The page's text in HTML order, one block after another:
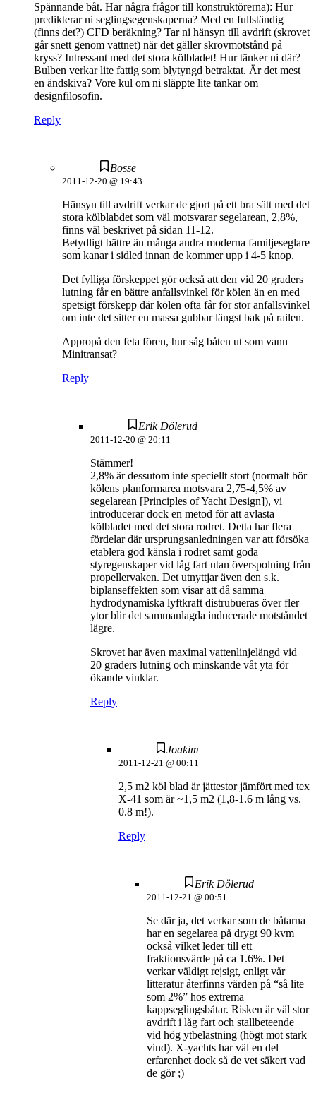
Spännande båt. Har några frågor till konstruktörerna): Hur
predikterar ni seglingsegenskaperna? Med en fullständig
(finns det?) CFD beräkning? Tar ni hänsyn till avdrift (skrovet
går snett genom vattnet) när det gäller skrovmotstånd på
kryss? Intressant med det stora kölbladet! Hur tänker ni där?
Bulben verkar lite fattig som blytyngd betraktat. Är det mest
en ändskiva? Vore kul om ni släppte lite tankar om
designfilosofin.
Reply
Bosse
2011-12-20 @ 19:43
Hänsyn till avdrift verkar de gjort på ett bra sätt med det
stora kölblabdet som väl motsvarar segelarean, 2,8%,
finns väl beskrivet på sidan 11-12.
Betydligt bättre än många andra moderna familjeseglare
som kanar i sidled innan de kommer upp i 4-5 knop.
Det fylliga förskeppet gör också att den vid 20 graders
lutning får en bättre anfallsvinkel för kölen än en med
spetsigt förskepp där kölen ofta får för stor anfallsvinkel
om inte det sitter en massa gubbar längst bak på railen.
Appropå den feta fören, hur såg båten ut som vann
Minitransat?
Reply
Erik Dölerud
2011-12-20 @ 20:11
Stämmer!
2,8% är dessutom inte speciellt stort (normalt bör
kölens planformarea motsvara 2,75-4,5% av
segelarean [Principles of Yacht Design]), vi
introducerar dock en metod för att avlasta
kölbladet med det stora rodret. Detta har flera
fördelar där ursprungsanledningen var att försöka
etablera god känsla i rodret samt goda
styregenskaper vid låg fart utan överspolning från
propellervaken. Det utnyttjar även den s.k.
biplanseffekten som visar att då samma
hydrodynamiska lyftkraft distrubueras över fler
ytor blir det sammanlagda inducerade motståndet
lägre.
Skrovet har även maximal vattenlinjelängd vid
20 graders lutning och minskande våt yta för
ökande vinklar.
Reply
Joakim
2011-12-21 @ 00:11
2,5 m2 köl blad är jättestor jämfört med tex
X-41 som är ~1,5 m2 (1,8-1.6 m lång vs.
0.8 m!).
Reply
Erik Dölerud
2011-12-21 @ 00:51
Se där ja, det verkar som de båtarna
har en segelarea på drygt 90 kvm
också vilket leder till ett
fraktionsvärde på ca 1.6%. Det
verkar väldigt rejsigt, enligt vår
litteratur återfinns värden på “så lite
som 2%” hos extrema
kappseglingsbåtar. Risken är väl stor
avdrift i låg fart och stallbeteende
vid hög ytbelastning (högt mot stark
vind). X-yachts har väl en del
erfarenhet dock så de vet säkert vad
de gör ;)